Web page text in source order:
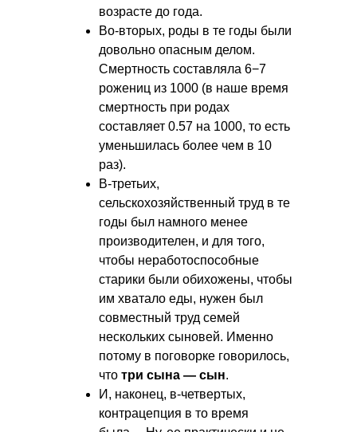
возрасте до года.
Во-вторых, роды в те годы были
довольно опасным делом.
Смертность составляла 6−7
рожениц из 1000 (в наше время
смертность при родах
составляет 0.57 на 1000, то есть
уменьшилась более чем в 10
раз).
В-третьих,
сельскохозяйственный труд в те
годы был намного менее
производителен, и для того,
чтобы неработоспособные
старики были обихожены, чтобы
им хватало еды, нужен был
совместный труд семей
нескольких сыновей. Именно
потому в поговорке говорилось,
что три сына — сын.
И, наконец, в-четвертых,
контрацепция в то время